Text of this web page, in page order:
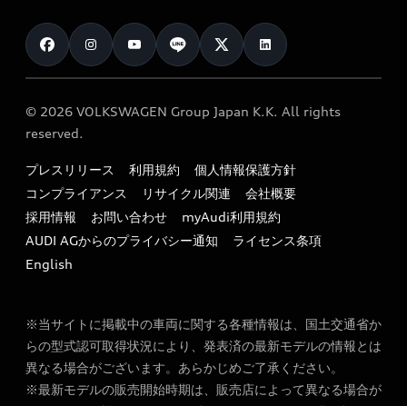
カタログ一覧
車検 / 定期点検
e-tronアフターサポート
myAudi
クオリティ
保証
メンテナンス
ファイナンス
キャンペーン / イベント
買取査定
お知らせ
オーナー様向けキャンペーン
特定整備適用車一覧
リサイクル法
よくある質問（FAQ）
© 2026 VOLKSWAGEN Group Japan K.K. All rights
reserved.
プレスリリース 利用規約
個人情報保護方針
コンプライアンス
リサイクル関連
会社概要
採用情報
お問い合わせ
myAudi利用規約
AUDI AGからのプライバシー通知
ライセンス条項
English
※当サイトに掲載中の車両に関する各種情報は、国土交通省か
らの型式認可取得状況により、発表済の最新モデルの情報とは
異なる場合がございます。あらかじめご了承ください。
※最新モデルの販売開始時期は、販売店によって異なる場合が